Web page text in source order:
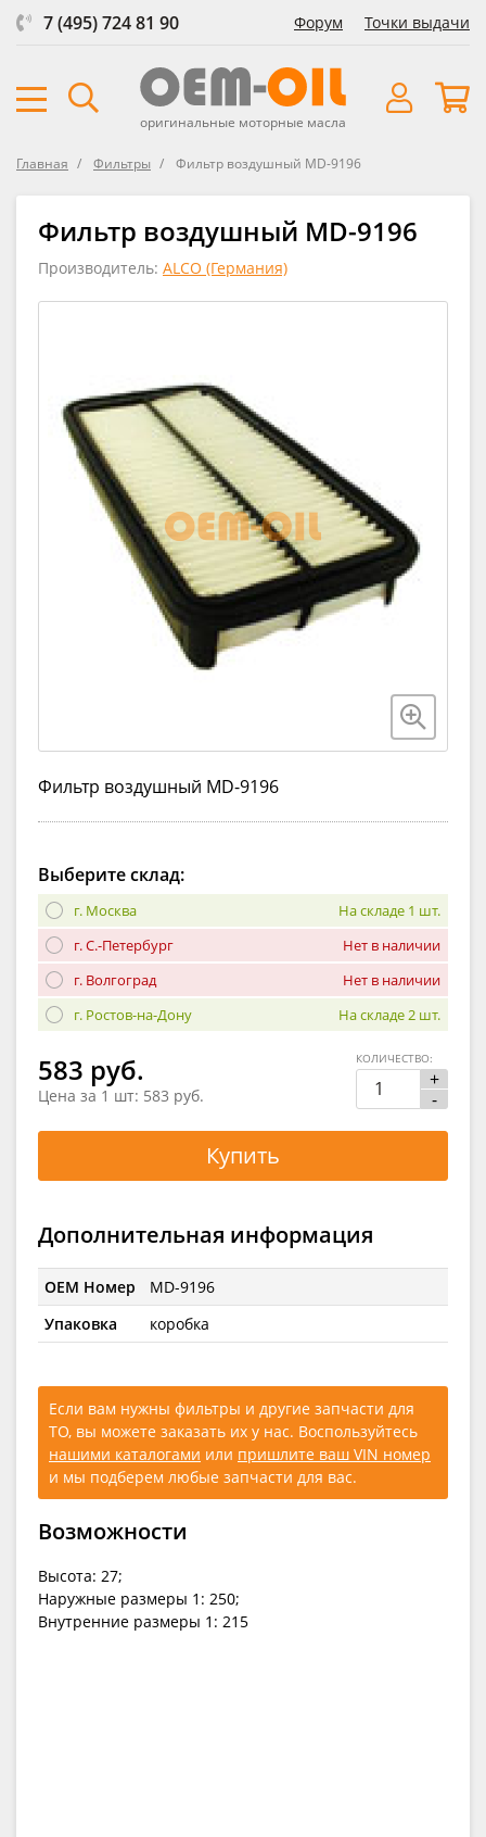
7 (495) 724 81 90 Форум Точки выдачи
оригинальные моторные масла
Главная Фильтры Фильтр воздушный MD-9196
Фильтр воздушный MD-9196
Производитель: ALCO (Германия)
Фильтр воздушный MD-9196
Выберите склад:
г. Москва
На складе 1 шт.
г. С.-Петербург
Нет в наличии
г. Волгоград
Нет в наличии
г. Ростов-на-Дону
На складе 2 шт.
583 руб.
Цена за 1 шт: 583 руб.
+
-
КОЛИЧЕСТВО:
Купить
Дополнительная информация
OEM Номер
MD-9196
Упаковка
коробка
Если вам нужны фильтры и другие запчасти для
ТО, вы можете заказать их у нас. Воспользуйтесь
нашими каталогами или пришлите ваш VIN номер
и мы подберем любые запчасти для вас.
Возможности
Высота: 27;
Наружные размеры 1: 250;
Внутренние размеры 1: 215